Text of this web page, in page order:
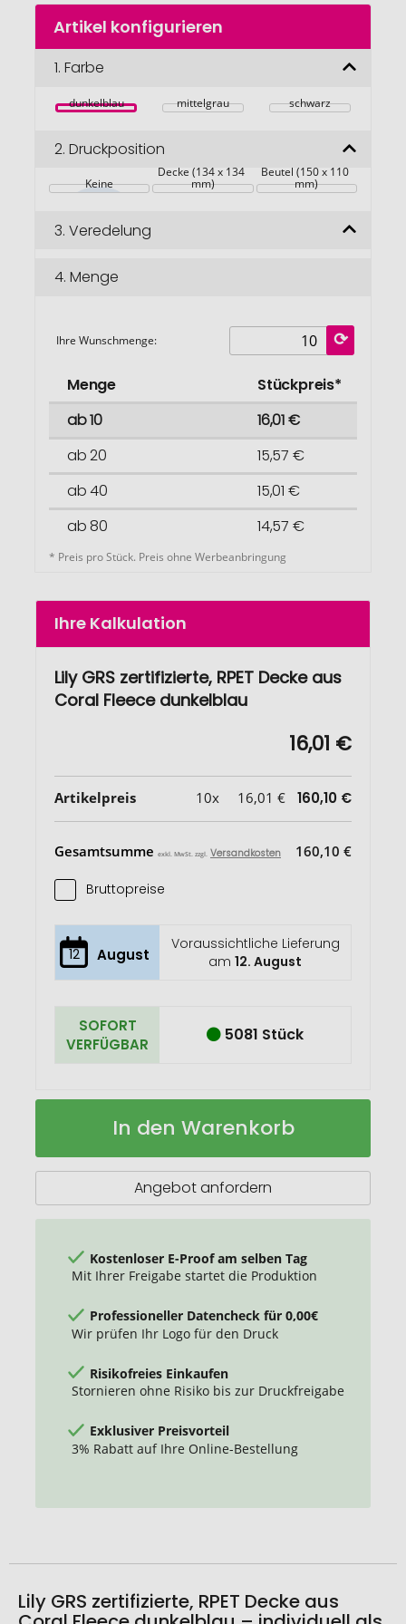
Zum
Anfang
Bildgalerie
Artikel konfigurieren
1. Farbe
dunkelblau mittelgrau schwarz
2. Druckposition
Keine
Decke (134 x 134
mm)
Beutel (150 x 110
mm)
3. Veredelung
4. Menge
Ihre Wunschmenge:
Menge
Stückpreis*
ab 10
16,01 €
ab 20
15,57 €
ab 40
15,01 €
ab 80
14,57 €
* Preis pro Stück. Preis ohne Werbeanbringung
Ihre Kalkulation
Lily GRS zertifizierte, RPET Decke aus
Coral Fleece dunkelblau
16,01 €
Artikelpreis 10x 16,01 € 160,10 €
Gesamtsumme exkl. MwSt. zzgl. Versandkosten 160,10 €
Bruttopreise
12 August
Voraussichtliche Lieferung
am12. August
SOFORT
VERFÜGBAR
5081 Stück
Lily
RPET
Auf
In den Warenkorb
Angebot anfordern
Kostenloser E-Proof am selben Tag
Mit Ihrer Freigabe startet die Produktion
Professioneller Datencheck für 0,00€
Wir prüfen Ihr Logo für den Druck
Risikofreies Einkaufen
Stornieren ohne Risiko bis zur Druckfreigabe
Exklusiver Preisvorteil
3% Rabatt auf Ihre Online-Bestellung
Lily GRS zertifizierte, RPET Decke aus